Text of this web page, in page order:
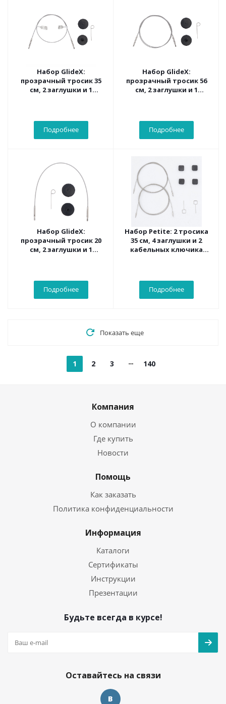
Набор GlideX:
прозрачный тросик 35
см, 2 заглушки и 1
Подробнее
Набор GlideX:
прозрачный тросик 56
см, 2 заглушки и 1
Подробнее
Набор GlideX:
прозрачный тросик 20
см, 2 заглушки и 1
Подробнее
Набор Petite: 2 тросика
35 см, 4 заглушки и 2
кабельных ключика
Подробнее
Показать еще
1 2 3 140
Компания
О компании
Где купить
Новости
Помощь
Как заказать
Политика конфиденциальности
Информация
Каталоги
Сертификаты
Инструкции
Презентации
Будьте всегда в курсе!
Оставайтесь на связи